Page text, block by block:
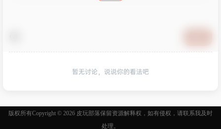
暂无讨论，说说你的看法吧
版权所有Copyright © 2026 皮玩部落保留资源解释权，如有侵权，请联系我及时
处理。